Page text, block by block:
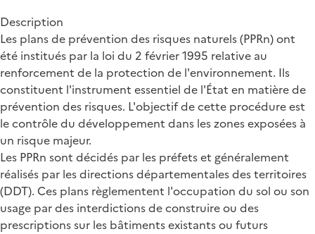
Description
Les plans de prévention des risques naturels (PPRn) ont
été institués par la loi du 2 février 1995 relative au
renforcement de la protection de l'environnement. Ils
constituent l'instrument essentiel de l'État en matière de
prévention des risques. L'objectif de cette procédure est
le contrôle du développement dans les zones exposées à
un risque majeur.
Les PPRn sont décidés par les préfets et généralement
réalisés par les directions départementales des territoires
(DDT). Ces plans règlementent l'occupation du sol ou son
usage par des interdictions de construire ou des
prescriptions sur les bâtiments existants ou futurs